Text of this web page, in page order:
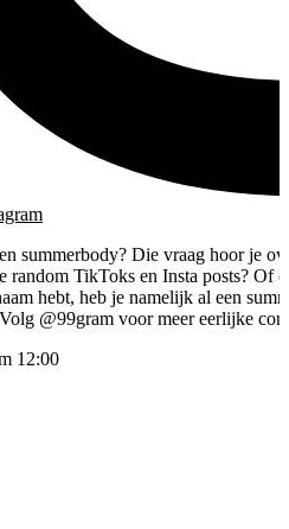
summerbody? Die vraag hoor je
random TikToks en Insta posts? Of
hebt, heb je namelijk al een
@99gram voor meer eerlijke
12:00